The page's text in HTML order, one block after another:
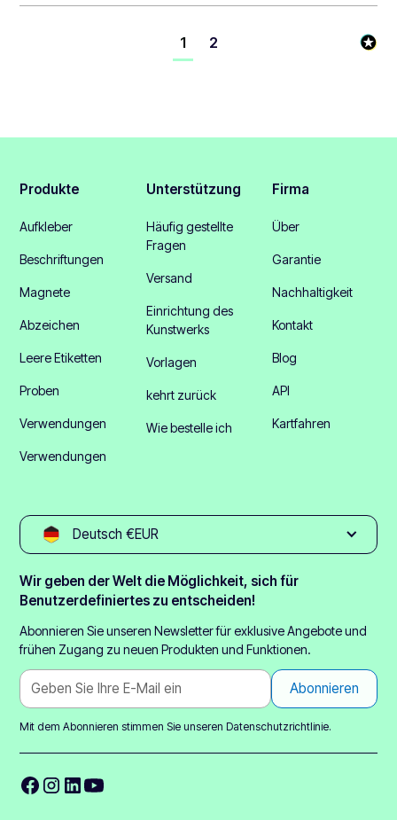
1 2
Produkte
Aufkleber
Beschriftungen
Magnete
Abzeichen
Leere Etiketten
Proben
Verwendungen
Verwendungen
Unterstützung
Häufig gestellte
Fragen
Versand
Einrichtung des
Kunstwerks
Vorlagen
kehrt zurück
Wie bestelle ich
Firma
Über
Garantie
Nachhaltigkeit
Kontakt
Blog
API
Kartfahren
Deutsch €EUR
Wir geben der Welt die Möglichkeit, sich für
Benutzerdefiniertes zu entscheiden!
Abonnieren Sie unseren Newsletter für exklusive Angebote und
frühen Zugang zu neuen Produkten und Funktionen.
Mit dem Abonnieren stimmen Sie unserenDatenschutzrichtlinie.